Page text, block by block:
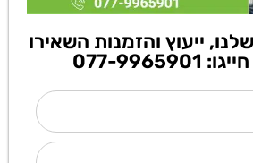
ייעוץ והזמנות השאירו
9965901